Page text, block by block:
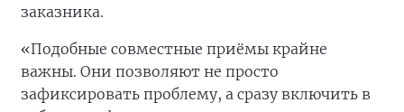
заказника.
«Подобные совместные приёмы крайне
важны. Они позволяют не просто
зафиксировать проблему, а сразу включить в